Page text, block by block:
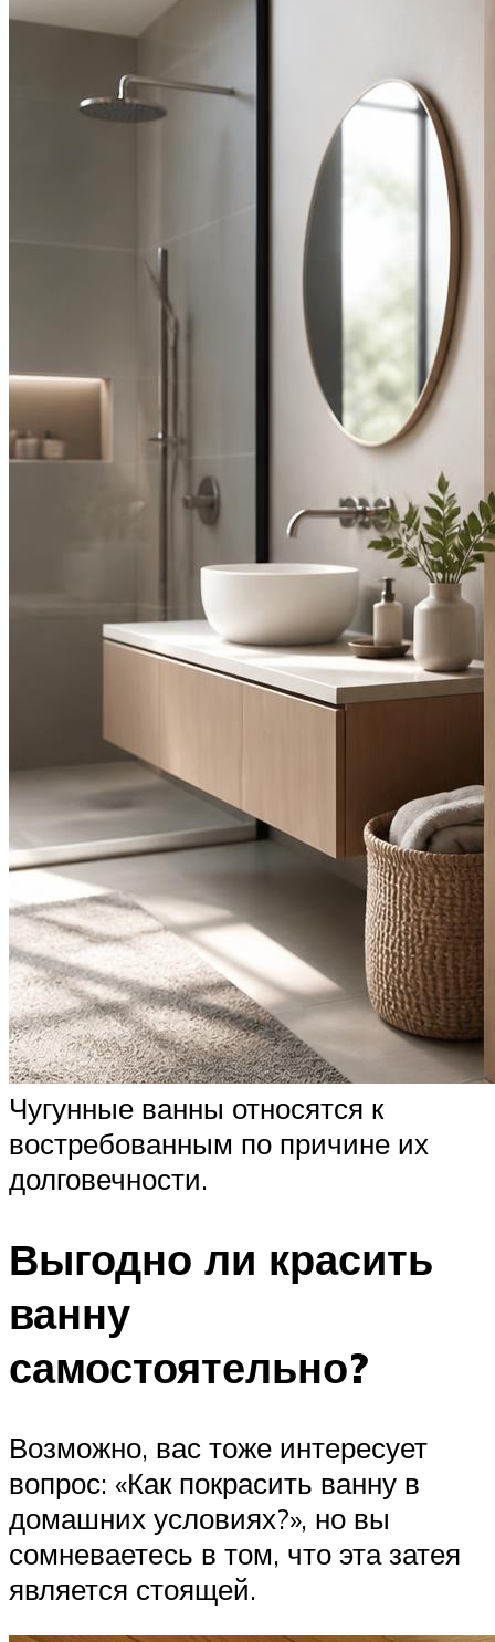
Чугунные ванны относятся к
востребованным по причине их
долговечности.
Выгодно ли красить
ванну
самостоятельно?
Возможно, вас тоже интересует
вопрос: «Как покрасить ванну в
домашних условиях?», но вы
сомневаетесь в том, что эта затея
является стоящей.